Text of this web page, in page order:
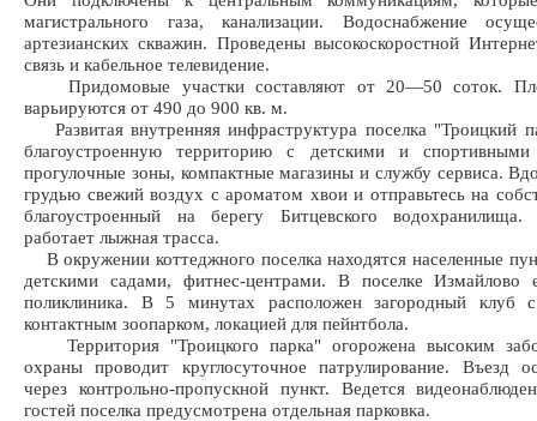
магистрального газа, канализации. Водоснабжение
артезианских скважин. Проведены высокоскоростной
связь и кабельное телевидение.
Придомовые участки составляют от 20—50 соток.
варьируются от 490 до 900 кв. м.
Развитая внутренняя инфраструктура поселка "Троицкий
благоустроенную территорию с детскими и
прогулочные зоны, компактные магазины и службу сервиса.
грудью свежий воздух с ароматом хвои и отправьтесь на
благоустроенный на берегу Битцевского
работает лыжная трасса.
В окружении коттеджного поселка находятся населенные
детскими садами, фитнес-центрами. В поселке Измайлово
поликлиника. В 5 минутах расположен загородный клуб
контактным зоопарком, локацией для пейнтбола.
Территория "Троицкого парка" огорожена высоким
охраны проводит круглосуточное патрулирование. Въезд
через контрольно-пропускной пункт. Ведется
гостей поселка предусмотрена отдельная парковка.